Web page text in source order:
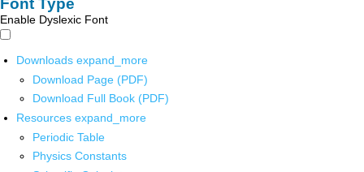
Font Type
Enable Dyslexic Font
Downloads expand_more
Download Page (PDF)
Download Full Book (PDF)
Resources expand_more
Periodic Table
Physics Constants